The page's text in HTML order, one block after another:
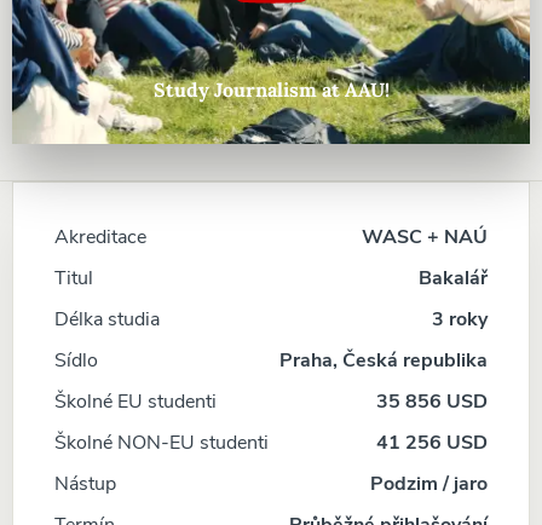
Study Journalism at AAU!
Akreditace
WASC + NAÚ
Titul
Bakalář
Délka studia
3 roky
Sídlo
Praha, Česká republika
Školné EU studenti
35 856 USD
Školné NON-EU studenti
41 256 USD
Nástup
Podzim / jaro